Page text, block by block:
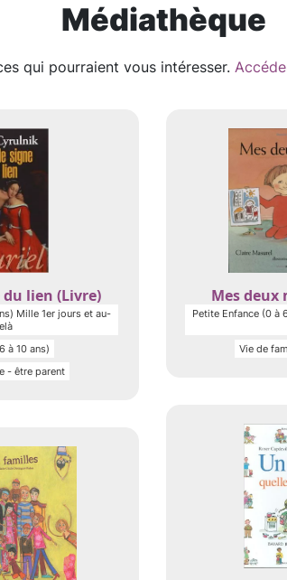
Médiathèque
qui pourraient vous intéresser.
du lien (Livre)
Mille 1er jours et au-
à 10 ans)
- être parent
Mes deux
Petite Enfance (0 à
Vie de